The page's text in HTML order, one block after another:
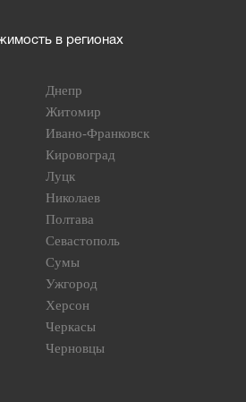
в регионах
Днепр
Житомир
Ивано-Франковск
Кировоград
Луцк
Николаев
Полтава
Севастополь
Сумы
Ужгород
Херсон
Черкасы
Черновцы